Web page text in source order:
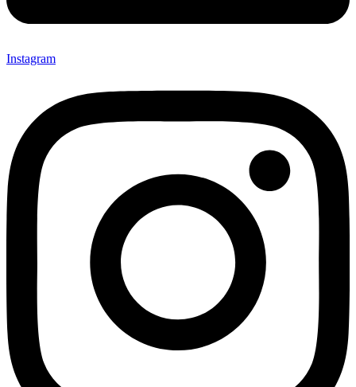
Instagram